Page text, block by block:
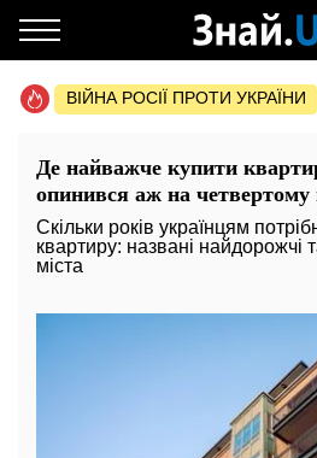
ВІЙНА РОСІЇ ПРОТИ УКРАЇНИ
Де найважче купити
опинився аж на четвертому
Скільки років українцям
квартиру: названі найдорожчі
міста